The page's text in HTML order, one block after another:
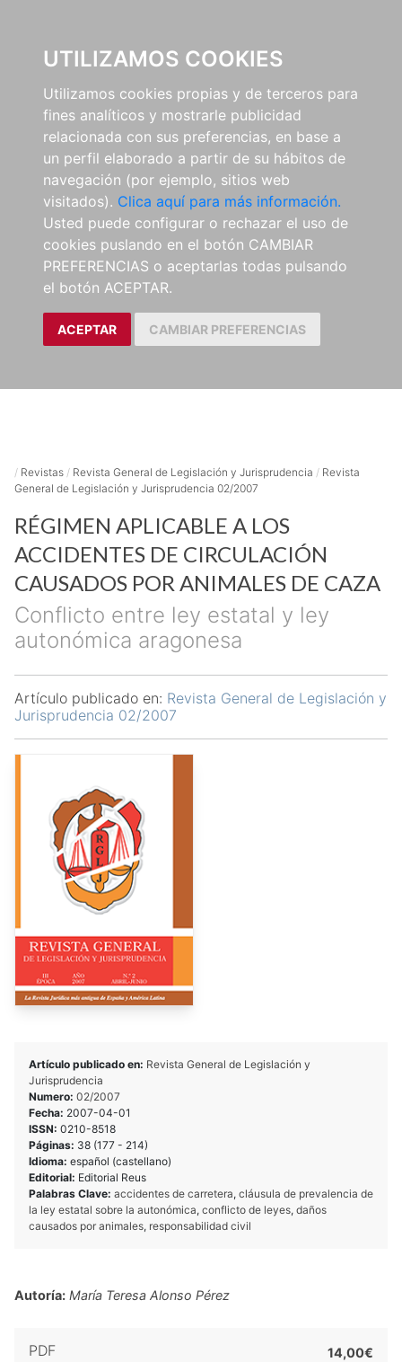
UTILIZAMOS COOKIES
Utilizamos cookies propias y de terceros para
fines analíticos y mostrarle publicidad
relacionada con sus preferencias, en base a
un perfil elaborado a partir de su hábitos de
navegación (por ejemplo, sitios web
visitados). Clica aquí para más información.
Usted puede configurar o rechazar el uso de
cookies puslando en el botón CAMBIAR
PREFERENCIAS o aceptarlas todas pulsando
el botón ACEPTAR.
ACEPTAR CAMBIAR PREFERENCIAS
/ Revistas / Revista General de Legislación y Jurisprudencia / Revista
General de Legislación y Jurisprudencia 02/2007
RÉGIMEN APLICABLE A LOS
ACCIDENTES DE CIRCULACIÓN
CAUSADOS POR ANIMALES DE CAZA
Conflicto entre ley estatal y ley
autonómica aragonesa
Artículo publicado en: Revista General de Legislación y
Jurisprudencia 02/2007
Artículo publicado en: Revista General de Legislación y
Jurisprudencia
Numero: 02/2007
Fecha: 2007-04-01
ISSN: 0210-8518
Páginas: 38 (177 - 214)
Idioma: español (castellano)
Editorial: Editorial Reus
Palabras Clave: accidentes de carretera, cláusula de prevalencia de
la ley estatal sobre la autonómica, conflicto de leyes, daños
causados por animales, responsabilidad civil
Autoría: María Teresa Alonso Pérez
PDF 14,00€